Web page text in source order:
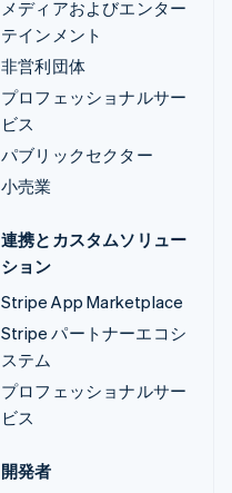
メディアおよびエンター
テインメント
非営利団体
プロフェッショナルサー
ビス
パブリックセクター
小売業
連携とカスタムソリュー
ション
Stripe App Marketplace
Stripe パートナーエコシ
ステム
プロフェッショナルサー
ビス
開発者